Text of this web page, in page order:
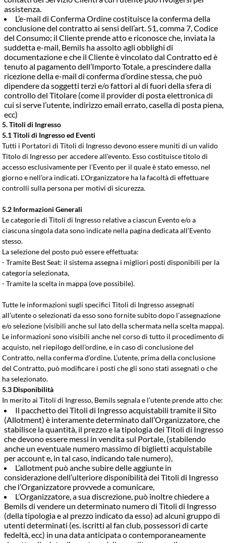
assistenza.
L’e-mail di Conferma Ordine costituisce la conferma della
conclusione del contratto ai sensi dell’art. 51, comma 7, Codice
del Consumo; il Cliente prende atto e riconosce che, inviata la
suddetta e-mail, Bemils ha assolto agli obblighi di
documentazione e che il Cliente è vincolato dal Contratto ed è
tenuto al pagamento dell’Importo Totale, a prescindere dalla
ricezione della e-mail di conferma d’ordine stessa, che può
dipendere da soggetti terzi e/o fattori al di fuori della sfera di
controllo del Titolare (come il provider di posta elettronica di
cui si serve l’utente, indirizzo email errato, casella di posta piena,
ecc)
5. Titoli di Ingresso
5.1 Titoli di Ingresso ed Eventi
Tutti i Portatori di Titoli di Ingresso devono essere muniti di un valido
Titolo di Ingresso per accedere all'evento. Esso costituisce titolo di
accesso esclusivamente per l’Evento per il quale è stato emesso, nel
giorno e nell’ora indicati. L’Organizzatore ha la facoltà di effettuare
controlli sulla persona per motivi di sicurezza.
5.2 Informazioni Generali
Le categorie di Titoli di Ingresso relative a ciascun Evento e/o a
ciascuna singola data sono indicate nella pagina dedicata all’Evento
stesso.
La selezione del posto può essere effettuata:
- Tramite Best Seat: il sistema assegna i migliori posti disponibili per la
categoria selezionata,
- Tramite la scelta in mappa (ove possibile).
Tutte le informazioni sugli specifici Titoli di Ingresso assegnati
all’utente o selezionati da esso sono fornite subito dopo l’assegnazione
e/o selezione (visibili anche sul lato della schermata nella scelta mappa).
Le informazioni sono visibili anche nel corso di tutto il procedimento di
acquisto, nel riepilogo dell’ordine, e in caso di conclusione del
Contratto, nella conferma d’ordine. L’utente, prima della conclusione
del Contratto, può modificare i posti che gli sono stati assegnati o che
ha selezionato.
5.3 Disponibilità
In merito ai Titoli di Ingresso, Bemils segnala e l’utente prende atto che:
Il pacchetto dei Titoli di Ingresso acquistabili tramite il Sito
(Allotment) è interamente determinato dall’Organizzatore, che
stabilisce la quantità, il prezzo e la tipologia dei Titoli di Ingresso
che devono essere messi in vendita sul Portale, (stabilendo
anche un eventuale numero massimo di biglietti acquistabile
per account e, in tal caso, indicando tale numero),
L’allotment può anche subire delle aggiunte in
considerazione dell’ulteriore disponibilità dei Titoli di Ingresso
che l’Organizzatore provvede a comunicare,
L’Organizzatore, a sua discrezione, può inoltre chiedere a
Bemils di vendere un determinato numero di Titoli di Ingresso
(della tipologia e al prezzo indicato da esso) ad alcuni gruppo di
utenti determinati (es. iscritti al fan club, possessori di carte
fedeltà, ecc) in una data anticipata o contemporaneamente